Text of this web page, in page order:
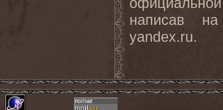
написав
yandex.ru.